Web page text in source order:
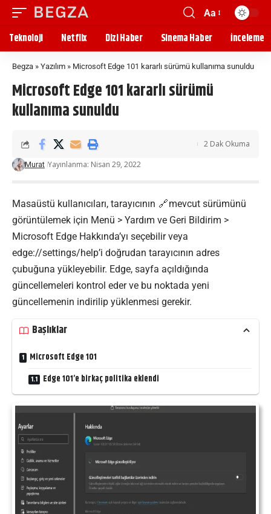
Aa
Teknoloji Netflix Dizi Haber Sinema Haber İnceleme
Begza » Yazılım » Microsoft Edge 101 kararlı sürümü kullanıma sunuldu
Microsoft Edge 101 kararlı sürümü
kullanıma sunuldu
Murat Yayınlanma: Nisan 29, 2022
2 Dak Okuma
Masaüstü kullanıcıları, tarayıcının
mevcut sürümünü
görüntülemek için Menü > Yardım ve Geri Bildirim >
Microsoft Edge Hakkında’yı seçebilir veya
edge://settings/help’i doğrudan tarayıcının adres
çubuğuna yükleyebilir. Edge, sayfa açıldığında
güncellemeleri kontrol eder ve bu noktada yeni
güncellemenin indirilip yüklenmesi gerekir.
Başlıklar
Microsoft Edge 101
Edge 101’e birkaç politika eklendi